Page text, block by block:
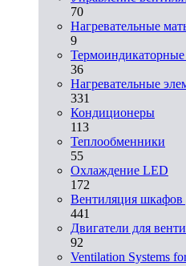
70
Нагревательные
9
Термоиндикаторные
36
Нагревательные
331
Кондиционеры
113
Теплообменники
55
Охлаждение LED
172
Вентиляция шкафов
441
Двигатели для
92
Ventilation Systems